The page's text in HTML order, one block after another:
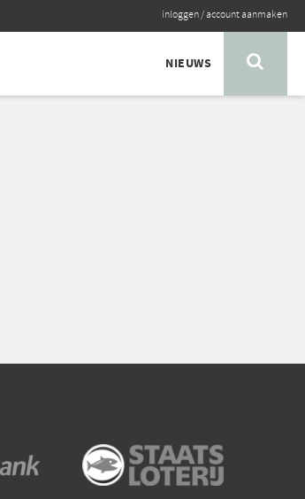
inloggen/account aanmaken
NIEUWS